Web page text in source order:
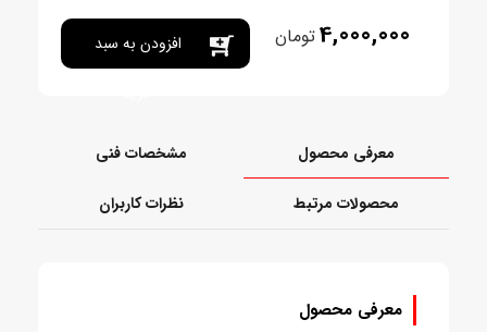
4,000,000تومان افزودن به سبد
معرفی محصول مشخصات فنی
محصولات مرتبط نظرات کاربران
معرفی محصول